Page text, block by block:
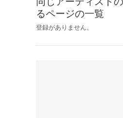
るページの一覧
登録がありません。